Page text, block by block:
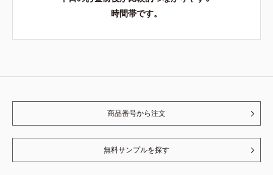
時間帯です。
商品番号から注文
無料サンプルを探す